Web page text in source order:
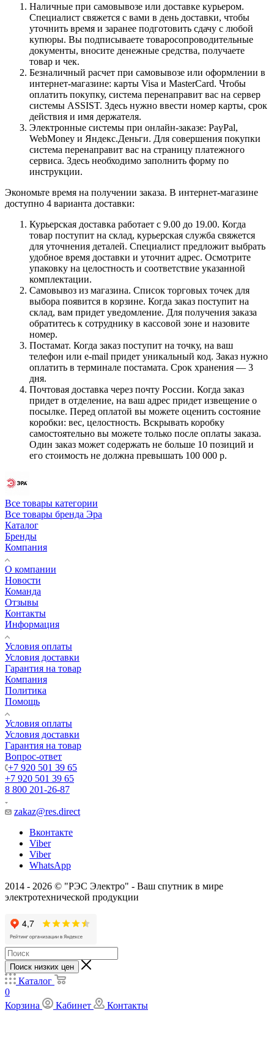
Наличные при самовывозе или доставке курьером.
Специалист свяжется с вами в день доставки, чтобы
уточнить время и заранее подготовить сдачу с любой
купюры. Вы подписываете товаросопроводительные
документы, вносите денежные средства, получаете
товар и чек.
Безналичный расчет при самовывозе или оформлении в
интернет-магазине: карты Visa и MasterCard. Чтобы
оплатить покупку, система перенаправит вас на сервер
системы ASSIST. Здесь нужно ввести номер карты, срок
действия и имя держателя.
Электронные системы при онлайн-заказе: PayPal,
WebMoney и Яндекс.Деньги. Для совершения покупки
система перенаправит вас на страницу платежного
сервиса. Здесь необходимо заполнить форму по
инструкции.
Экономьте время на получении заказа. В интернет-магазине
доступно 4 варианта доставки:
Курьерская доставка работает с 9.00 до 19.00. Когда
товар поступит на склад, курьерская служба свяжется
для уточнения деталей. Специалист предложит выбрать
удобное время доставки и уточнит адрес. Осмотрите
упаковку на целостность и соответствие указанной
комплектации.
Самовывоз из магазина. Список торговых точек для
выбора появится в корзине. Когда заказ поступит на
склад, вам придет уведомление. Для получения заказа
обратитесь к сотруднику в кассовой зоне и назовите
номер.
Постамат. Когда заказ поступит на точку, на ваш
телефон или e-mail придет уникальный код. Заказ нужно
оплатить в терминале постамата. Срок хранения — 3
дня.
Почтовая доставка через почту России. Когда заказ
придет в отделение, на ваш адрес придет извещение о
посылке. Перед оплатой вы можете оценить состояние
коробки: вес, целостность. Вскрывать коробку
самостоятельно вы можете только после оплаты заказа.
Один заказ может содержать не больше 10 позиций и
его стоимость не должна превышать 100 000 р.
Все товары категории
Все товары бренда Эра
Каталог
Бренды
Компания
О компании
Новости
Команда
Отзывы
Контакты
Информация
Условия оплаты
Условия доставки
Гарантия на товар
Компания
Политика
Помощь
Условия оплаты
Условия доставки
Гарантия на товар
Вопрос-ответ
+7 920 501 39 65
+7 920 501 39 65
8 800 201-26-87
zakaz@res.direct
Вконтакте
Viber
Viber
WhatsApp
2014 - 2026 © "РЭС Электро" - Ваш спутник в мире
электротехнической продукции
Поиск низких цен
Каталог
0
Корзина
Кабинет Контакты